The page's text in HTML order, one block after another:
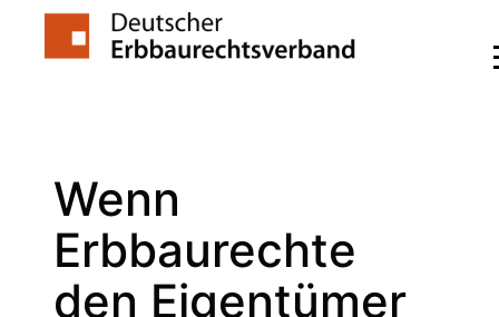
Zum
Wenn
Erbbaurechte
den Eigentümer